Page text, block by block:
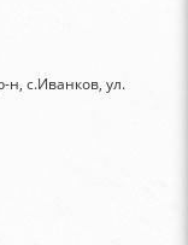
н, с.Иванков, ул.